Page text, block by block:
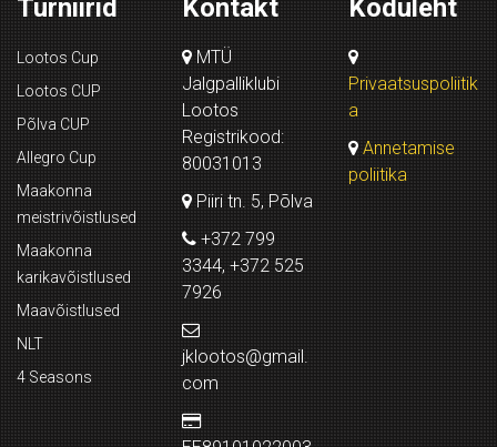
Turniirid
Lootos Cup
Lootos CUP
Põlva CUP
Allegro Cup
Maakonna
meistrivõistlused
Maakonna
karikavõistlused
Maavõistlused
NLT
4 Seasons
Kontakt
MTÜ
Jalgpalliklubi
Lootos
Registrikood:
80031013
Piiri tn. 5, Põlva
+372 799
3344, +372 525
7926
jklootos@gmail.
com
Koduleht
Privaatsuspoliitik
a
Annetamise
poliitika